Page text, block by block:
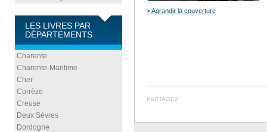
LES LIVRES PAR
DÉPARTEMENTS
Charente
Charente-Maritime
Cher
Corrèze
Creuse
Deux Sèvres
Dordogne
> Agrandir la couverture
PARTAGEZ :